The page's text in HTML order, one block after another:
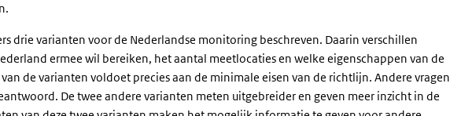
drie varianten voor de Nederlandse monitoring beschreven. Daarin verschillen
ermee wil bereiken, het aantal meetlocaties en welke eigenschappen van de
de varianten voldoet precies aan de minimale eisen van de richtlijn. Andere vragen
De twee andere varianten meten uitgebreider en geven meer inzicht in de